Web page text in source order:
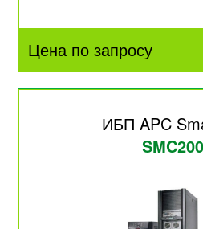
Цена по запросу
ИБП APC